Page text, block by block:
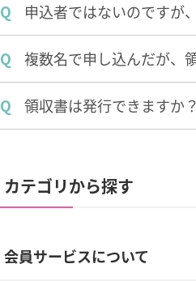
Q 申込者ではないのですが
Q 複数名で申し込んだが、
Q 領収書は発行できますか？
カテゴリから探す
会員サービスについて